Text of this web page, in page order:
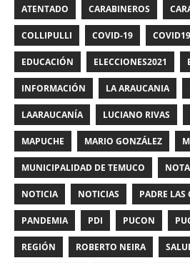
ATENTADO CARABINEROS
COLLIPULLI COVID-19 COVID19
EDUCACIÓN ELECCIONES2021
INFORMACIÓN LA ARAUCANIA
LAARAUCANÍA LUCIANO RIVAS
MAPUCHE MARIO GONZÁLEZ
MUNICIPALIDAD DE TEMUCO NOTA
NOTICIA NOTICIAS PADRE LAS
PANDEMIA PDI PUCON
REGIÓN ROBERTO NEIRA